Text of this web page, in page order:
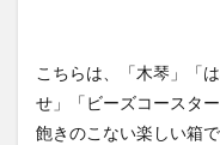
こちらは、「木琴」「
せ」「ビーズコースタ
飽きのこない楽しい箱で